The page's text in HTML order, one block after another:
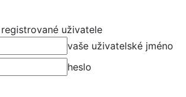
uživatele
vaše uživatelské jméno
heslo